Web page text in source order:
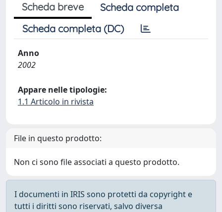
Scheda breve
Scheda completa
Scheda completa (DC)
Anno
2002
Appare nelle tipologie:
1.1 Articolo in rivista
File in questo prodotto:
Non ci sono file associati a questo prodotto.
I documenti in IRIS sono protetti da copyright e
tutti i diritti sono riservati, salvo diversa